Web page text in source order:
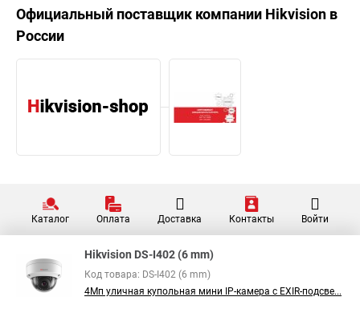
Официальный поставщик компании Hikvision в
России
Каталог Оплата Доставка Контакты Войти
Hikvision DS-I402 (6 mm)
Код товара: DS-I402 (6 mm)
4Мп уличная купольная мини IP-камера с EXIR-подсве...